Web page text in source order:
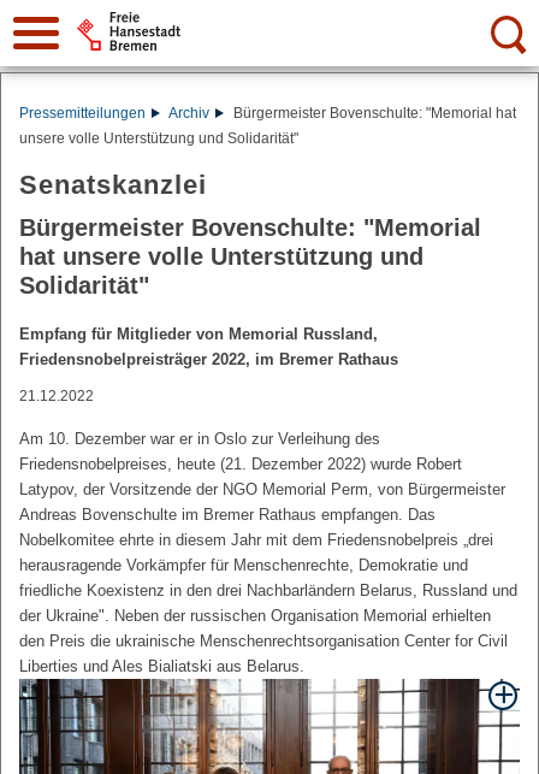
Suche:
Pressemitteilungen Archiv
Bürgermeister Bovenschulte: "Memorial hat
unsere volle Unterstützung und Solidarität"
Senatskanzlei
Bürgermeister Bovenschulte: "Memorial
hat unsere volle Unterstützung und
Solidarität"
Empfang für Mitglieder von Memorial Russland,
Friedensnobelpreisträger 2022, im Bremer Rathaus
21.12.2022
Am 10. Dezember war er in Oslo zur Verleihung des
Friedensnobelpreises, heute (21. Dezember 2022) wurde Robert
Latypov, der Vorsitzende der NGO Memorial Perm, von Bürgermeister
Andreas Bovenschulte im Bremer Rathaus empfangen. Das
Nobelkomitee ehrte in diesem Jahr mit dem Friedensnobelpreis „drei
herausragende Vorkämpfer für Menschenrechte, Demokratie und
friedliche Koexistenz in den drei Nachbarländern Belarus, Russland und
der Ukraine". Neben der russischen Organisation Memorial erhielten
den Preis die ukrainische Menschenrechtsorganisation Center for Civil
Liberties und Ales Bialiatski aus Belarus.